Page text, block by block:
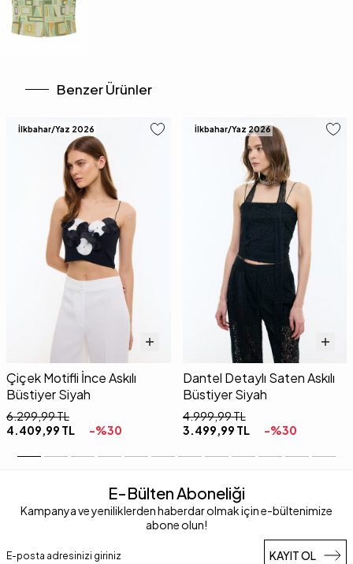
Benzer Ürünler
İlkbahar/Yaz 2026
Çiçek Motifli İnce Askılı
Büstiyer Siyah
6.299,99TL
4.409,99 TL -%30
İlkbahar/Yaz 2026
Dantel Detaylı Saten Askılı
Büstiyer Siyah
4.999,99TL
3.499,99 TL -%30
E-Bülten Aboneliği
Kampanya ve yeniliklerden haberdar olmak için e-bültenimize
abone olun!
KAYIT OL